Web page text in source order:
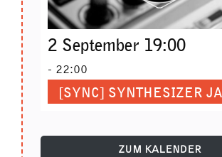
2 September 19:00
- 22:00
[SYNC] SYNTHESIZER
ZUM KALENDER